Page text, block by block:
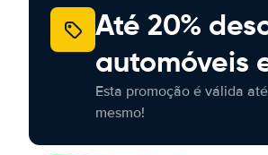
Até 20%
automóveis
Esta promoção é válida
mesmo!